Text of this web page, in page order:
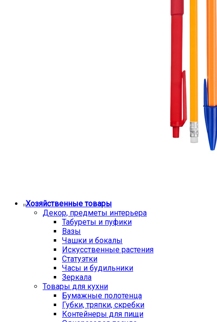
Хозяйственные товары
Декор, предметы интерьера
Табуреты и пуфики
Вазы
Чашки и бокалы
Искусственные растения
Статуэтки
Часы и будильники
Зеркала
Товары для кухни
Бумажные полотенца
Губки, тряпки, скребки
Контейнеры для пищи